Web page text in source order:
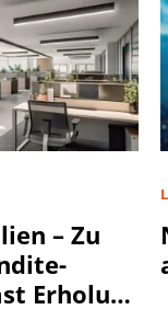
– Zu
Erholung